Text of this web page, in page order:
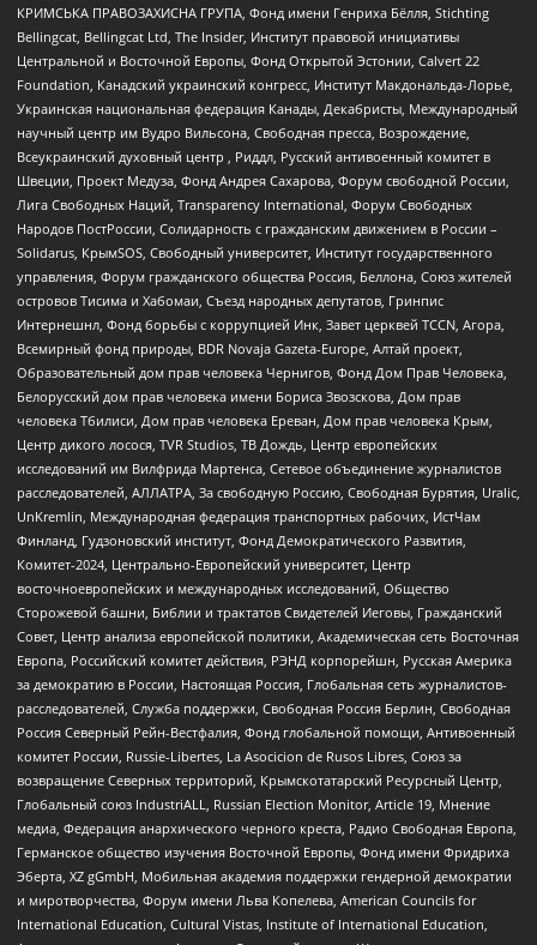
КРИМСЬКА ПРАВОЗАХИСНА ГРУПА, Фонд имени Генриха Бёлля, Stichting
Bellingcat, Bellingcat Ltd, The Insider, Институт правовой инициативы
Центральной и Восточной Европы, Фонд Открытой Эстонии, Calvert 22
Foundation, Канадский украинский конгресс, Институт Макдональда-Лорье,
Украинская национальная федерация Канады, Декабристы, Международный
научный центр им Вудро Вильсона, Свободная пресса, Возрождение,
Всеукраинский духовный центр , Риддл, Русский антивоенный комитет в
Швеции, Проект Медуза, Фонд Андрея Сахарова, Форум свободной России,
Лига Свободных Наций, Transparеncy International, Форум Свободных
Народов ПостРоссии, Солидарность с гражданским движением в России –
Solidarus, КрымSOS, Свободный университет, Институт государственного
управления, Форум гражданского общества Россия, Беллона, Союз жителей
островов Тисима и Хабомаи, Съезд народных депутатов, Гринпис
Интернешнл, Фонд борьбы с коррупцией Инк, Завет церквей TCCN, Агора,
Всемирный фонд природы, BDR Novaja Gazeta-Europe, Алтай проект,
Образовательный дом прав человека Чернигов, Фонд Дом Прав Человека,
Белорусский дом прав человека имени Бориса Звозскова, Дом прав
человека Тбилиси, Дом прав человека Ереван, Дом прав человека Крым,
Центр дикого лосося, TVR Studios, ТВ Дождь, Центр европейских
исследований им Вилфрида Мартенса, Сетевое объединение журналистов
расследователей, АЛЛАТРА, За свободную Россию, Свободная Бурятия, Uralic,
UnKremlin, Международная федерация транспортных рабочих, ИстЧам
Финланд, Гудзоновский институт, Фонд Демократического Развития,
Комитет-2024, Центрально-Европейский университет, Центр
восточноевропейских и международных исследований, Общество
Сторожевой башни, Библии и трактатов Свидетелей Иеговы, Гражданский
Совет, Центр анализа европейской политики, Академическая сеть Восточная
Европа, Российский комитет действия, РЭНД корпорейшн, Русская Америка
за демократию в России, Настоящая Россия, Глобальная сеть журналистов-
расследователей, Служба поддержки, Свободная Россия Берлин, Свободная
Россия Северный Рейн-Вестфалия, Фонд глобальной помощи, Антивоенный
комитет России, Russie-Libertes, La Asocicion de Rusos Libres, Союз за
возвращение Северных территорий, Крымскотатарский Ресурсный Центр,
Глобальный союз IndustriALL, Russian Election Monitor, Article 19, Мнение
медиа, Федерация анархического черного креста, Радио Свободная Европа,
Германское общество изучения Восточной Европы, Фонд имени Фридриха
Эберта, XZ gGmbH, Мобильная академия поддержки гендерной демократии
и миротворчества, Форум имени Льва Копелева, American Councils for
International Education, Cultural Vistas, Institute of International Education,